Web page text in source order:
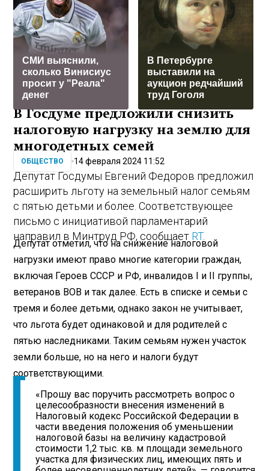
СМИ выяснили,
сколько Винисиус
просит у "Реала"
денег
В Петербурге
выставили на
аукцион редчайший
труд Гоголя
В Госдуме предложили снизить
налоговую нагрузку на землю для
многодетных семей
ОБЩЕСТВО 14 февраля 2024 11:52
Депутат Госдумы Евгений Федоров предложил
расширить льготу на земельный налог семьям
с пятью детьми и более. Соответствующее
письмо с инициативой парламентарий
направил в Минтруд РФ, сообщает RT.
Депутат отметил, что на снижение налоговой
нагрузки имеют право многие категории граждан,
включая Героев СССР и РФ, инвалидов I и II группы,
ветеранов ВОВ и так далее. Есть в списке и семьи с
тремя и более детьми, однако закон не учитывает,
что льгота будет одинаковой и для родителей с
пятью наследниками. Таким семьям нужен участок
земли больше, но на него и налоги будут
соответствующими.
«Прошу вас поручить рассмотреть вопрос о
целесообразности внесения изменений в
Налоговый кодекс Российской Федерации в
части введения положения об уменьшении
налоговой базы на величину кадастровой
стоимости 1,2 тыс. кв. м площади земельного
участка для физических лиц, имеющих пять и